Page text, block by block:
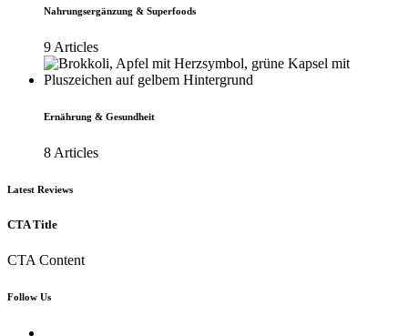
Nahrungsergänzung & Superfoods
9 Articles
Ernährung & Gesundheit
8 Articles
Latest Reviews
CTA Title
CTA Content
Follow Us